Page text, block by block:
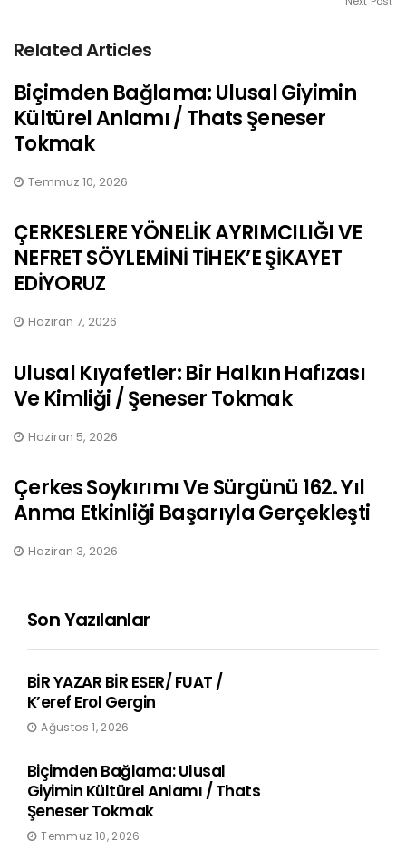
Related Articles
Biçimden Bağlama: Ulusal Giyimin
Kültürel Anlamı / Thats Şeneser
Tokmak
Temmuz 10, 2026
ÇERKESLERE YÖNELİK AYRIMCILIĞI VE
NEFRET SÖYLEMİNİ TİHEK’E ŞİKAYET
EDİYORUZ
Haziran 7, 2026
Ulusal Kıyafetler: Bir Halkın Hafızası
Ve Kimliği / Şeneser Tokmak
Haziran 5, 2026
Çerkes Soykırımı Ve Sürgünü 162. Yıl
Anma Etkinliği Başarıyla Gerçekleşti
Haziran 3, 2026
Son Yazılanlar
BİR YAZAR BİR ESER/ FUAT /
K’eref Erol Gergin
Ağustos 1, 2026
Biçimden Bağlama: Ulusal
Giyimin Kültürel Anlamı / Thats
Şeneser Tokmak
Temmuz 10, 2026